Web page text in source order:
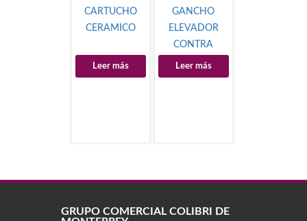
CARTUCHO
CERAMICO
Leer más
GANCHO
ELEVADOR
CONTRA
Leer más
GRUPO COMERCIAL COLIBRÍ DE